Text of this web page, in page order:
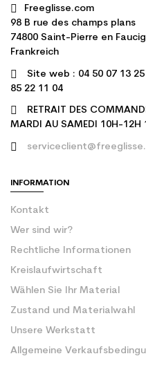
Freeglisse.com
98 B rue des champs plans
74800 Saint-Pierre en
Frankreich
Site web : 04 50 07 13
85 22 11 04
RETRAIT DES
MARDI AU SAMEDI 10H-12H
INFORMATION
Kontakt
Wer sind wir?
Rechtliche Informationen
Kreislaufwirtschaft
Wählen Sie Ihr Material
Zustand und Materialwahl
Unsere Werkstatt
Allgemeine